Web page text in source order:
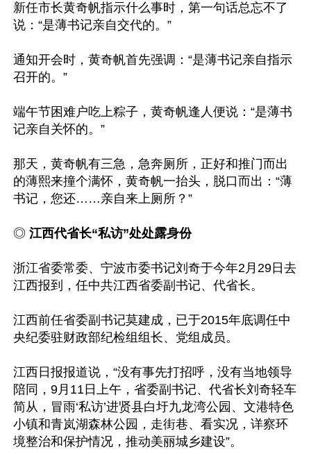
新任市长黄奇帆指示什么事时，第一句话总忘不了
说：“是薄书记亲自交代的。”
通知开会时，黄奇帆首先强调：“是薄书记亲自指示
召开的。”
端午节困难户吃上粽子，黄奇帆逢人便说：“是薄书
记亲自关怀的。”
那天，黄奇帆有三急，急奔厕所，正好和推门而出
的薄熙来撞个满怀，黄奇帆一抬头，脱口而出：“薄
书记，您还……亲自来上厕所？”
◎ 江西代省长“私访”处处露身份
浙江省委常委、宁波市委书记刘奇于今年2月29日去
江西报到，任中共江西省委副书记、代省长。
江西前任省委副书记莫建成，已于2015年底调任中
央纪委驻财政部纪检组组长、党组成员。
江西日报报道说，“没有事先打招呼，没有当地领导
陪同，9月11日上午，省委副书记、代省长刘奇轻车
简从，冒雨‘私访’进贤县白圩九龙湾公园、文港特色
小镇和青岚湖森林公园，走街巷、看实况，详察环
境整治和保护情况，推动美丽城乡建设”。